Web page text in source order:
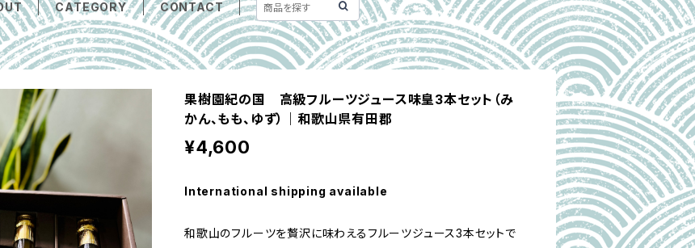
CATEGORY CONTACT
果樹園紀の国 高級フルーツジュース味皇3本セット（み
かん、もも、ゆず）｜和歌山県有田郡
¥4,600
International shipping available
和歌山のフルーツを贅沢に味わえるフルーツジュース3本セットで